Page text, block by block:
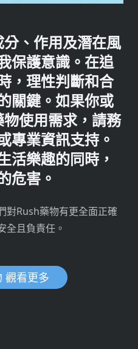
、作用及潛在風
保護意識。在追
，理性判斷和合
關鍵。如果你或
使用需求，請務
專業資訊支持。
活樂趣的同時，
危害。
對Rush藥物有更全面正確
全且負責任。
觀看更多